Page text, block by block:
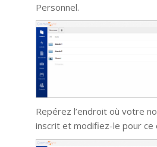
Personnel.
Repérez l’endroit où votre
inscrit et modifiez-le pour ce